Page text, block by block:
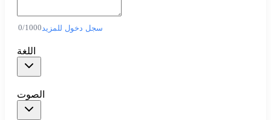
0/1000 سجل دخول للمزيد
اللغة
الصوت